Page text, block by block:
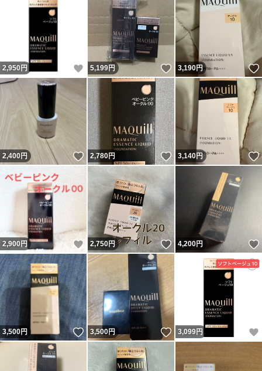
2,950 円 いいね！
5,199円 いいね！
3,190円
2,400円 いいね！
2,780円 いいね！
3,140円
2,900 円 いいね！
2,750円 いいね！
4,200円
3,500円 いいね！
3,500円 いいね！
3,099円